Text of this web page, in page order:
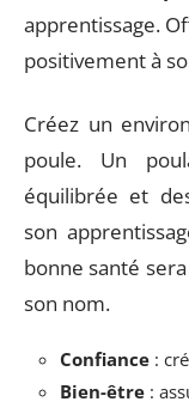
apprentissage.
positivement à
Créez un
poule. Un
équilibrée et
son
bonne santé
son nom.
Confiance :
Bien-être :